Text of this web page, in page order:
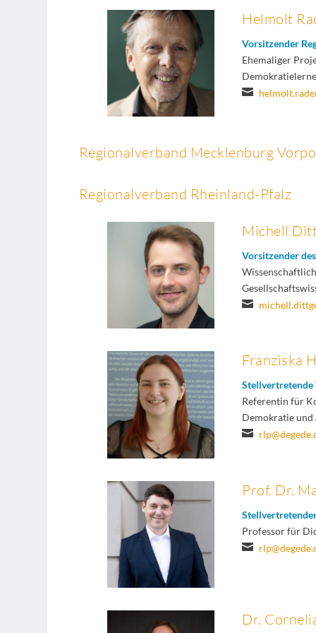
Helmolt
Vorsitzender
Ehemaliger

Regionalverband Mecklenburg
Regionalverband Rheinland-Pfalz
Michell
Vorsitzender

Franziska
Stellvertretende
Referentin für
Demokratie und

Prof. Dr.
Professor für

Dr.